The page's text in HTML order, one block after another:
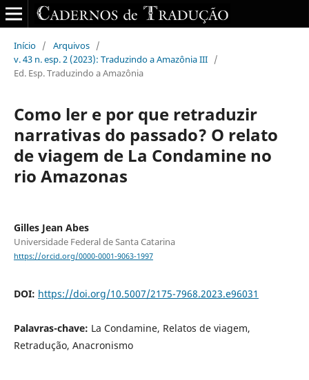
Início / Arquivos /
v. 43 n. esp. 2 (2023): Traduzindo a Amazônia III /
Ed. Esp. Traduzindo a Amazônia
Como ler e por que retraduzir
narrativas do passado? O relato
de viagem de La Condamine no
rio Amazonas
Gilles Jean Abes
Universidade Federal de Santa Catarina
https://orcid.org/0000-0001-9063-1997
DOI: https://doi.org/10.5007/2175-7968.2023.e96031
Palavras-chave: La Condamine, Relatos de viagem,
Retradução, Anacronismo